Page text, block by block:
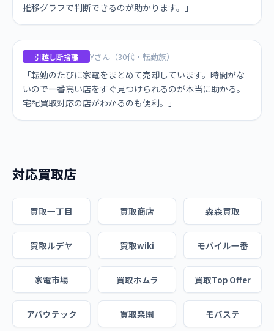
推移グラフで判断できるのが助かります。」
引越し断捨離 Yさん（30代・転勤族）
「転勤のたびに家電をまとめて売却しています。時間がな
いので一番高い店をすぐ見つけられるのが本当に助かる。
宅配買取対応の店がわかるのも便利。」
対応買取店
買取一丁目 買取商店 森森買取
買取ルデヤ 買取wiki モバイル一番
家電市場 買取ホムラ 買取Top Offer
アバウテック 買取楽園 モバステ